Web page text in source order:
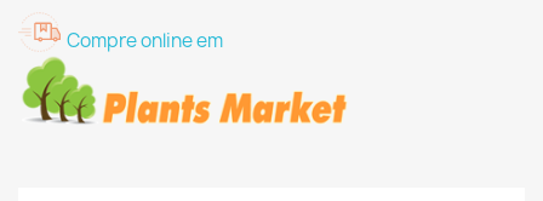
Compre online em